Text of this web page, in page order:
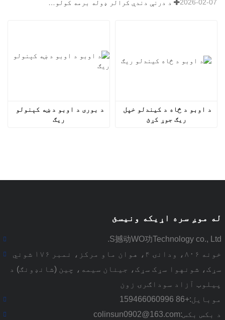
د درنې دندې کرالر ډوله برمه کولو ریګ لارښود 2026-02-07
ریګ
ریګ جوړ کړئ
له موږ سره اړیکه ونیسئ
S撼动WO功Technology co., Ltd.
خونه ۸۰۶، ودانۍ ۴، هوان ماو مرکز، نمبر ۱۷۶ شوني
سړک، شونهوا سړک سړک، جینان سیمه، چین (شانډونګ) د
پیلوټ آزاد سوداګرۍ زون
موبایل:+86 159466060996
د بکس بکس:colinsun0902@163.com